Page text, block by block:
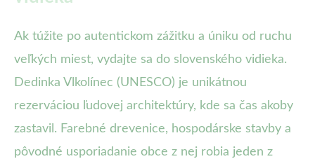
Ak túžite po autentickom zážitku a úniku od ruchu
veľkých miest, vydajte sa do slovenského vidieka.
Dedinka Vlkolínec (UNESCO) je unikátnou
rezerváciou ľudovej architektúry, kde sa čas akoby
zastavil. Farebné drevenice, hospodárske stavby a
pôvodné usporiadanie obce z nej robia jeden z